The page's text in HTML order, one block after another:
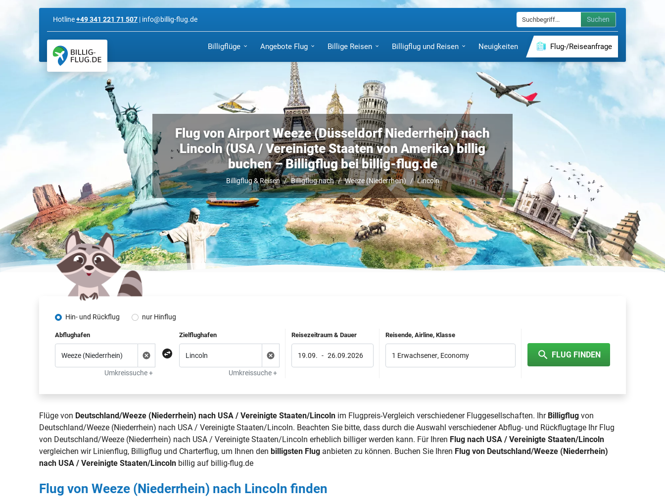
Hotline+49 341 221 71 507 | info@billig-flug.de Suchen
Billigflüge Angebote Flug Billige Reisen Billigflug und Reisen Neuigkeiten Flug-/Reiseanfrage
Flug von Airport Weeze (Düsseldorf Niederrhein) nach
Lincoln (USA / Vereinigte Staaten von Amerika) billig
buchen – Billigflug bei billig-flug.de
Billigflug & Reisen Billigflug nach Weeze (Niederrhein) Lincoln
Hin- und Rückflug nur Hinflug
Abflughafen
Umkreissuche +
Zielflughafen
Umkreissuche +
Reisezeitraum & Dauer
19.09. - 26.09.2026
Reisende, Airline, Klasse
1 Erwachsener, Economy FLUG FINDEN
Flüge von Deutschland/Weeze (Niederrhein) nach USA / Vereinigte Staaten/Lincoln im Flugpreis-Vergleich verschiedener Fluggesellschaften. Ihr Billigflug von
Deutschland/Weeze (Niederrhein) nach USA / Vereinigte Staaten/Lincoln. Beachten Sie bitte, dass durch die Auswahl verschiedener Abflug- und Rückflugtage Ihr Flug
von Deutschland/Weeze (Niederrhein) nach USA / Vereinigte Staaten/Lincoln erheblich billiger werden kann. Für Ihren Flug nach USA / Vereinigte Staaten/Lincoln
vergleichen wir Linienflug, Billigflug und Charterflug, um Ihnen denbilligsten Flug anbieten zu können. Buchen Sie Ihren Flug von Deutschland/Weeze (Niederrhein)
nach USA / Vereinigte Staaten/Lincoln billig auf billig-flug.de
Flug von Weeze (Niederrhein) nach Lincoln finden